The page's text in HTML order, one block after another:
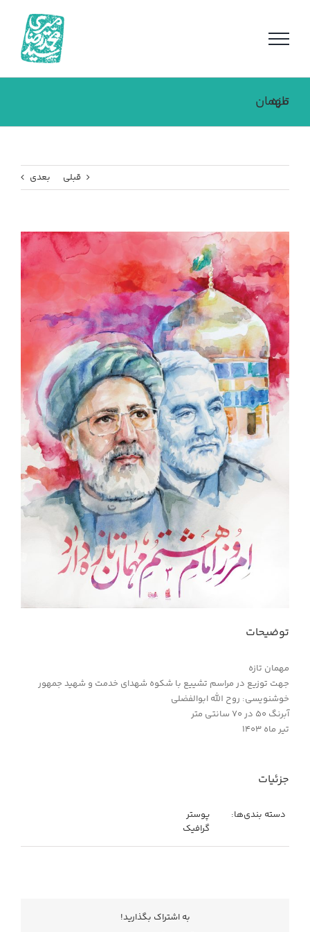
مهمان تازه
قبلی بعدی
مشاهده
تصویر
بزرگتر
توضیحات
مهمان تازه
جهت توزیع در مراسم تشییع با شکوه شهدای خدمت و شهید جمهور
خوشنویسی: روح الله ابوالفضلی
آبرنگ ۵۰ در ۷۰ سانتی متر
تیر ماه ۱۴۰۳
جزئیات
دسته بندی‌ها:
پوستر
گرافیک
به اشتراك بگذاريد!